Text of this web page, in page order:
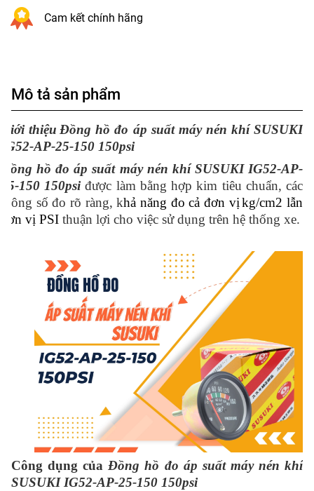
Cam kết chính hãng
Mô tả sản phẩm
Giới thiệu Đồng hồ đo áp suất máy nén khí SUSUKI
IG52-AP-25-150 150psi
Đồng hồ đo áp suất máy nén khí SUSUKI IG52-AP-
25-150 150psi được làm bằng hợp kim tiêu chuẩn, các
thông số đo rõ ràng, khả năng đo cả đơn vị kg/cm2 lẫn
đơn vị PSI thuận lợi cho việc sử dụng trên hệ thống xe.
Công dụng củaĐồng hồ đo áp suất máy nén khí
SUSUKI IG52-AP-25-150 150psi